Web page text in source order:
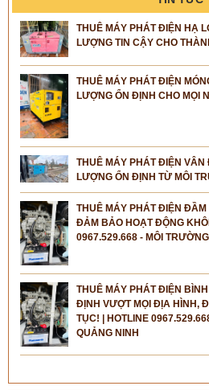
THUÊ MÁY PHÁT ĐIỆN HẠ
LƯỢNG TIN CẬY CHO
THUÊ MÁY PHÁT ĐIỆN
LƯỢNG ỔN ĐỊNH CHO MỌI
THUÊ MÁY PHÁT ĐIỆN
LƯỢNG ỔN ĐỊNH TỪ MÔI
THUÊ MÁY PHÁT ĐIỆN
ĐẢM BẢO HOẠT ĐỘNG
0967.529.668 - MÔI
THUÊ MÁY PHÁT ĐIỆN
ĐỊNH VƯỢT MỌI ĐỊA HÌNH,
TỤC! | HOTLINE
QUẢNG NINH